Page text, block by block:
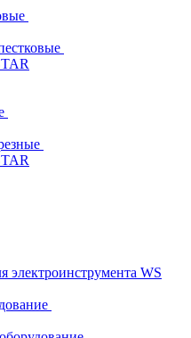
электроинструмента WS